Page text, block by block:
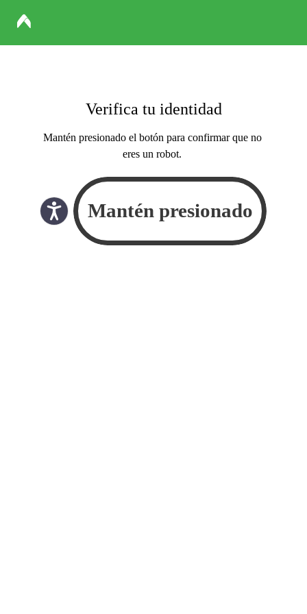
Verifica tu identidad
Mantén presionado el botón para confirmar que no
eres un robot.